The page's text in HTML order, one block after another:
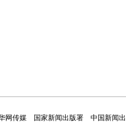
网传媒 国家新闻出版署
中国新闻